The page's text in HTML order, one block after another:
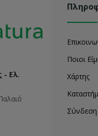
- Ελ.
Ποιοι
Χάρτης
Σύνδεση